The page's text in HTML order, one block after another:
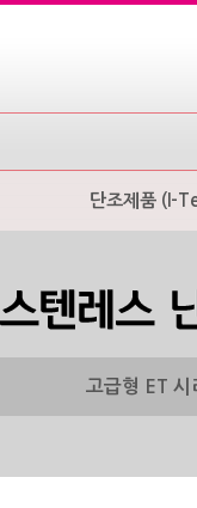
단조제품 (I-
고급형 ET